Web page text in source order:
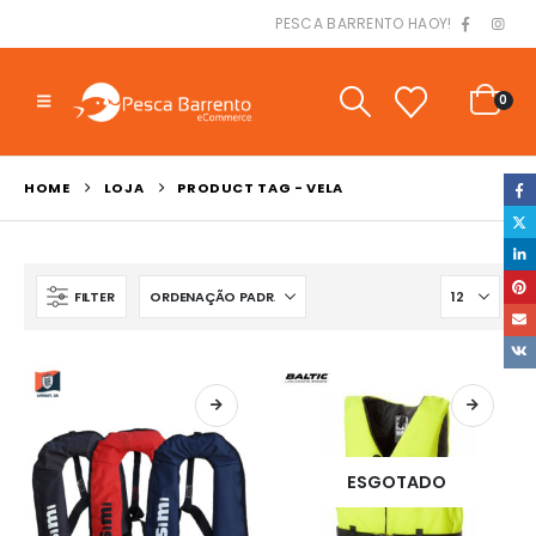
PESCA BARRENTO HAOY!
0
HOME LOJA PRODUCT TAG -VELA
FILTER
ESGOTADO